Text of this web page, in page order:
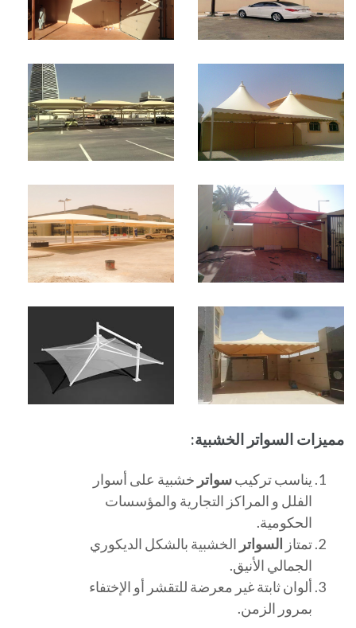
مميزات السواتر الخشبية:
يناسب تركيبسواتر خشبية على أسوار
الفلل و المراكز التجارية والمؤسسات
الحكومية.
تمتاز السواتر الخشبية بالشكل الديكوري
الجمالي الأنيق.
ألوان ثابتة غير معرضة للتقشر أو الإختفاء
بمرور الزمن.